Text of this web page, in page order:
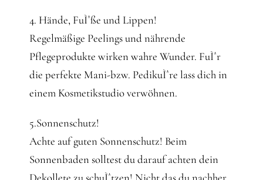
4. Hände, FuÌˆße und Lippen!
Regelmäßige Peelings und nährende
Pflegeprodukte wirken wahre Wunder. FuÌˆr
die perfekte Mani-bzw. PedikuÌˆre lass dich in
einem Kosmetikstudio verwöhnen.
5.Sonnenschutz!
Achte auf guten Sonnenschutz! Beim
Sonnenbaden solltest du darauf achten dein